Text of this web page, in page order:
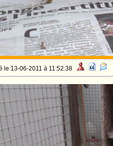
le 13-06-2011 à 11:52:38